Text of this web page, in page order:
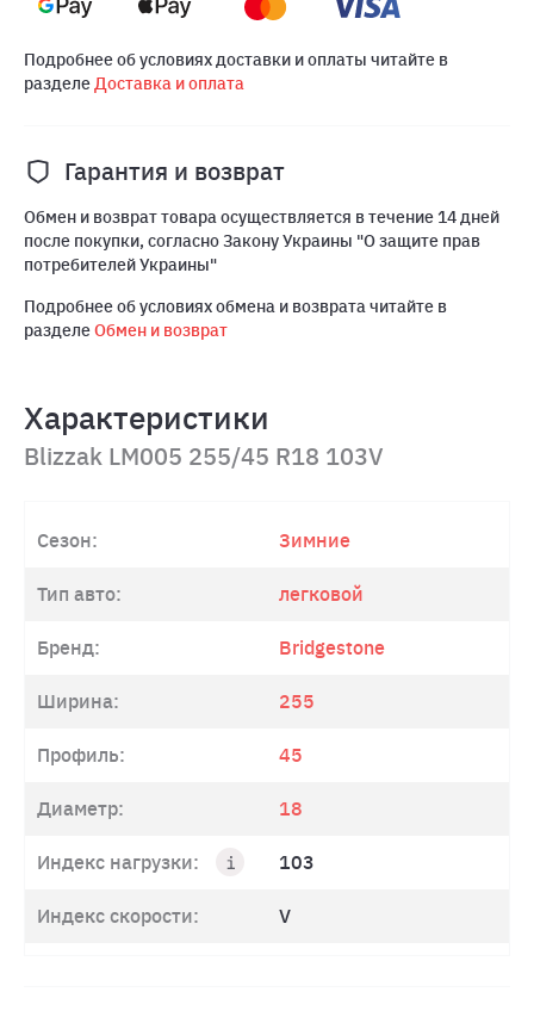
Подробнее об условиях доставки и оплаты читайте в
разделеДоставка и оплата
Гарантия и возврат
Обмен и возврат товара осуществляется в течение 14 дней
после покупки, согласно Закону Украины "О защите прав
потребителей Украины"
Подробнее об условиях обмена и возврата читайте в
разделеОбмен и возврат
Характеристики
Blizzak LM005 255/45 R18 103V
Сезон: Зимние
Тип авто: легковой
Бренд: Bridgestone
Ширина: 255
Профиль: 45
Диаметр: 18
Индекс нагрузки: 103
Индекс скорости: V